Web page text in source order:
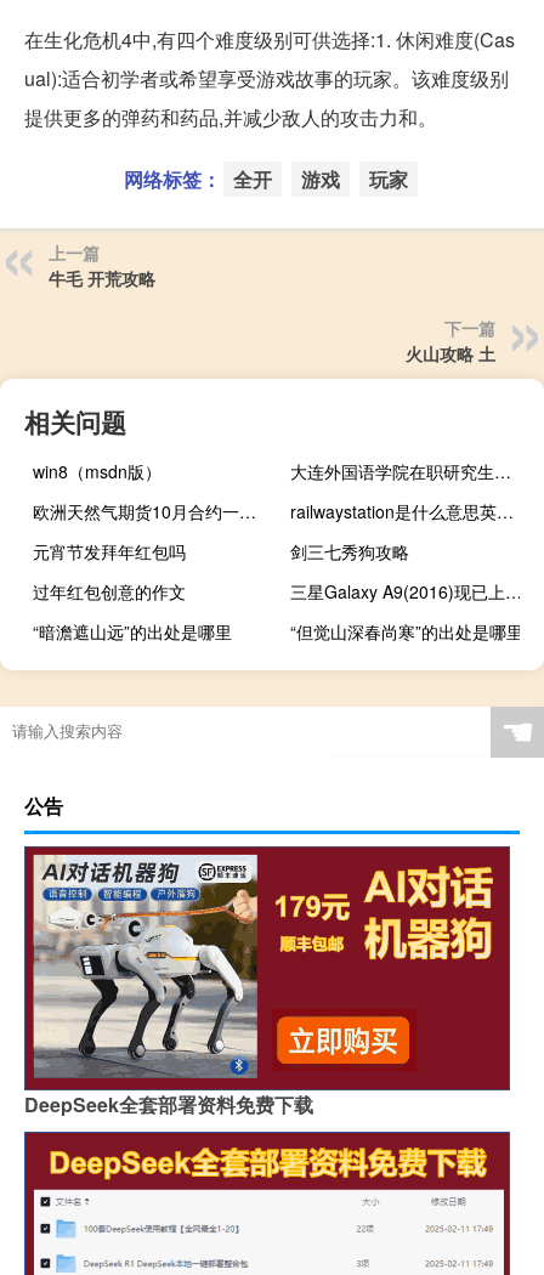
在生化危机4中,有四个难度级别可供选择:1. 休闲难度(Cas
ual):适合初学者或希望享受游戏故事的玩家。该难度级别
提供更多的弹药和药品,并减少敌人的攻击力和。
网络标签： 全开 游戏 玩家
上一篇
牛毛 开荒攻略
下一篇
火山攻略 土
相关问题
win8（msdn版）
大连外国语学院在职研究生（大连外国语学院吧）
欧洲天然气期货10月合约一度下跌10%至35.45欧元/兆瓦时
railwaystation是什么意思英语怎么读
元宵节发拜年红包吗
剑三七秀狗攻略
过年红包创意的作文
三星Galaxy A9(2016)现已上市 售价490美元
“暗澹遮山远”的出处是哪里
“但觉山深春尚寒”的出处是哪里
☚
公告
DeepSeek全套部署资料免费下载